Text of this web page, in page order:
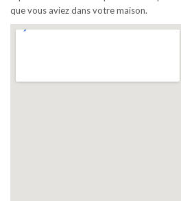
que vous aviez dans votre maison.